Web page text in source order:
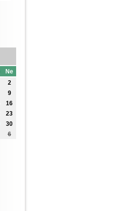
Ne
2
9
16
23
30
6